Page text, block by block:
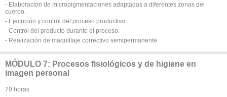
- Elaboración de micropigmentaciones adaptadas a diferentes zonas del
cuerpo.
- Ejecución y control del proceso productivo.
- Control del producto durante el proceso.
- Realización de maquillaje correctivo semipermanente.
MÓDULO 7: Procesos fisiológicos y de higiene en
imagen personal
70 horas